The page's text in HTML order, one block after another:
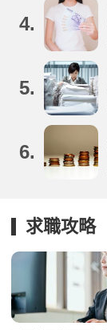
4.
5.
6.
求職攻略